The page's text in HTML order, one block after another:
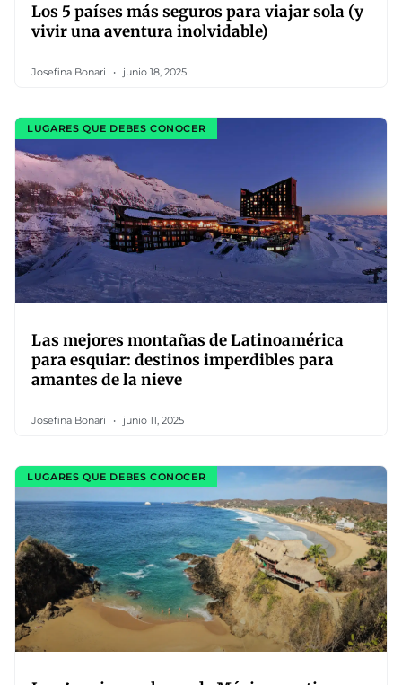
Los 5 países más seguros para viajar sola (y
vivir una aventura inolvidable)
Josefina Bonari junio 18, 2025
LUGARES QUE DEBES CONOCER
Las mejores montañas de Latinoamérica
para esquiar: destinos imperdibles para
amantes de la nieve
Josefina Bonari junio 11, 2025
LUGARES QUE DEBES CONOCER